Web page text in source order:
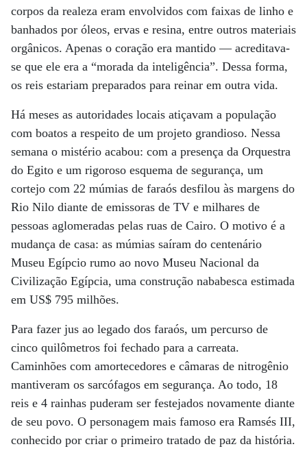
corpos da realeza eram envolvidos com faixas de linho e
banhados por óleos, ervas e resina, entre outros materiais
orgânicos. Apenas o coração era mantido — acreditava-
se que ele era a “morada da inteligência”. Dessa forma,
os reis estariam preparados para reinar em outra vida.
Há meses as autoridades locais atiçavam a população
com boatos a respeito de um projeto grandioso. Nessa
semana o mistério acabou: com a presença da Orquestra
do Egito e um rigoroso esquema de segurança, um
cortejo com 22 múmias de faraós desfilou às margens do
Rio Nilo diante de emissoras de TV e milhares de
pessoas aglomeradas pelas ruas de Cairo. O motivo é a
mudança de casa: as múmias saíram do centenário
Museu Egípcio rumo ao novo Museu Nacional da
Civilização Egípcia, uma construção nababesca estimada
em US$ 795 milhões.
Para fazer jus ao legado dos faraós, um percurso de
cinco quilômetros foi fechado para a carreata.
Caminhões com amortecedores e câmaras de nitrogênio
mantiveram os sarcófagos em segurança. Ao todo, 18
reis e 4 rainhas puderam ser festejados novamente diante
de seu povo. O personagem mais famoso era Ramsés III,
conhecido por criar o primeiro tratado de paz da história.